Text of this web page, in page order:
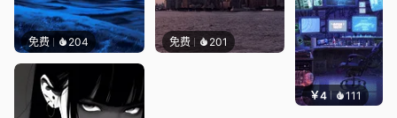
免费 204 免费 201
￥4 111 楚梦缘